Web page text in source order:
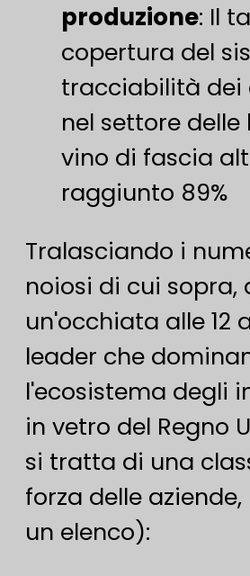
produzione: Il
copertura del
tracciabilità dei
nel settore
vino di fascia
raggiunto 89%
Tralasciando i
noiosi di cui sopra,
un'occhiata alle 12
leader che
l'ecosistema degli
in vetro del Regno
si tratta di una
forza delle
un elenco):